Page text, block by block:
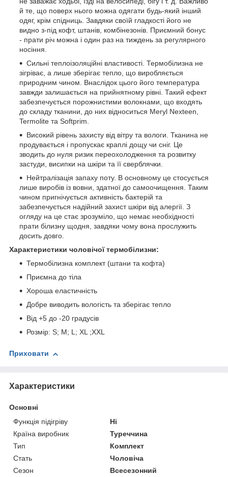
й те, що поверх нього можна одягати будь-який інший
одяг, крім спідниць. Завдяки своїй гладкості його не
видно з-під кофт, штанів, комбінезонів. Приємний бонус
- прати річ можна і один раз на тиждень за регулярного
носіння.
Сильні теплоізоляційні властивості. Термобілизна не
зігріває, а лише зберігає тепло, що виробляється
природним чином. Внаслідок цього його температура
завжди залишається на прийнятному рівні. Такий ефект
забезпечується порожнистими волокнами, що входять
до складу тканини, до них відноситься Meryl Nexteen,
Termolite та Softprim.
Високий рівень захисту від вітру та вологи. Тканина не
продувається і пропускає краплі дощу чи сніг. Це
зводить до нуля ризик переохолодження та розвитку
застуди, висипки на шкіри та її сверблячки.
Нейтралізація запаху поту. В основному це стосується
лише виробів із вовни, здатної до самоочищення. Таким
чином пригнічується активність бактерій та
забезпечується надійний захист шкіри від алергії. З
огляду на це стає зрозуміло, що немає необхідності
прати білизну щодня, завдяки чому вона прослужить
досить довго.
Характеристики чоловічої термобілизни:
Термобілизна комплект (штани та кофта)
Приємна до тіла
Хороша еластичність
Добре виводить вологість та зберігає тепло
Від +5 до -20 градусів
Розмір: S; M; L; XL ;XXL
Приховати
Характеристики
Основні
Функція підігріву
Ні
Країна виробник
Туреччина
Тип
Комплект
Стать
Чоловіча
Сезон
Всесезонний